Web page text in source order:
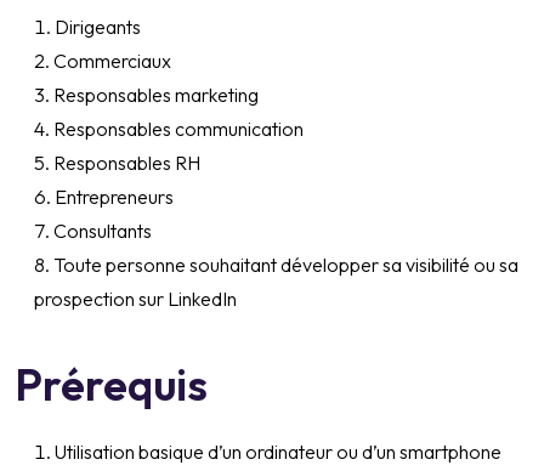
Dirigeants
Commerciaux
Responsables marketing
Responsables communication
Responsables RH
Entrepreneurs
Consultants
Toute personne souhaitant développer sa visibilité ou sa
prospection sur LinkedIn
Prérequis
Utilisation basique d’un ordinateur ou d’un smartphone